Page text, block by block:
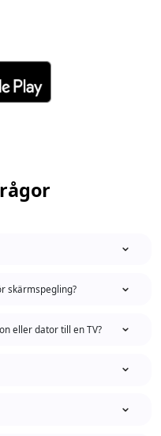
skärmspegling?
eller dator till en TV?